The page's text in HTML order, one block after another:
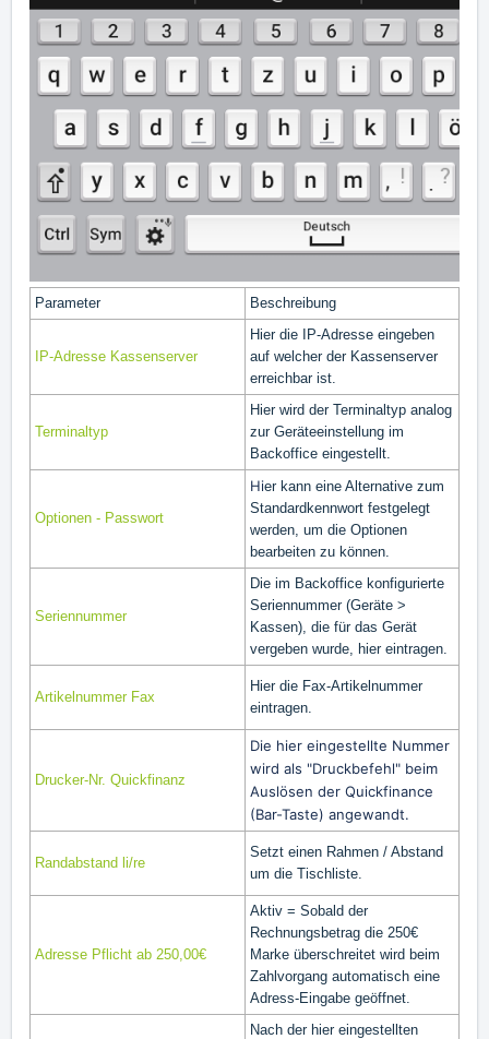
Parameter Beschreibung
IP-Adresse Kassenserver
Hier die IP-Adresse eingeben
auf welcher der Kassenserver
erreichbar ist.
Terminaltyp
Hier wird der Terminaltyp analog
zur Geräteeinstellung im
Backoffice eingestellt.
Optionen - Passwort
Hier kann eine Alternative zum
Standardkennwort festgelegt
werden, um die Optionen
bearbeiten zu können.
Seriennummer
Die im Backoffice konfigurierte
Seriennummer (Geräte >
Kassen), die für das Gerät
vergeben wurde, hier eintragen.
Artikelnummer Fax
Hier die Fax-Artikelnummer
eintragen.
Drucker-Nr. Quickfinanz
Die hier eingestellte Nummer
wird als "Druckbefehl" beim
Auslösen der Quickfinance
(Bar-Taste) angewandt.
Randabstand li/re
Setzt einen Rahmen / Abstand
um die Tischliste.
Adresse Pflicht ab 250,00€
Aktiv = Sobald der
Rechnungsbetrag die 250€
Marke überschreitet wird beim
Zahlvorgang automatisch eine
Adress-Eingabe geöffnet.
Nach der hier eingestellten